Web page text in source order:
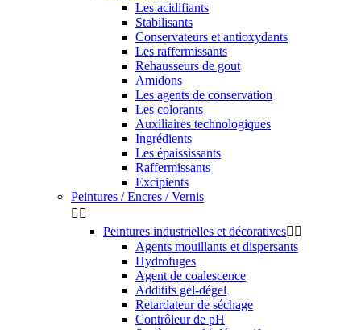
Les acidifiants
Stabilisants
Conservateurs et antioxydants
Les raffermissants
Rehausseurs de gout
Amidons
Les agents de conservation
Les colorants
Auxiliaires technologiques
Ingrédients
Les épaississants
Raffermissants
Excipients
Peintures / Encres / Vernis
 
Peintures industrielles et décoratives 
Agents mouillants et dispersants
Hydrofuges
Agent de coalescence
Additifs gel-dégel
Retardateur de séchage
Contrôleur de pH